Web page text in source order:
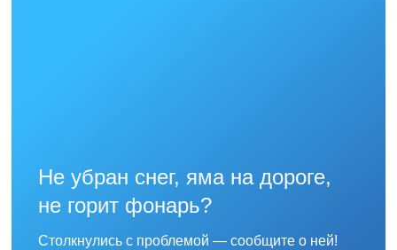
Не убран снег, яма на дороге,
не горит фонарь?
Столкнулись с проблемой — сообщите о ней!